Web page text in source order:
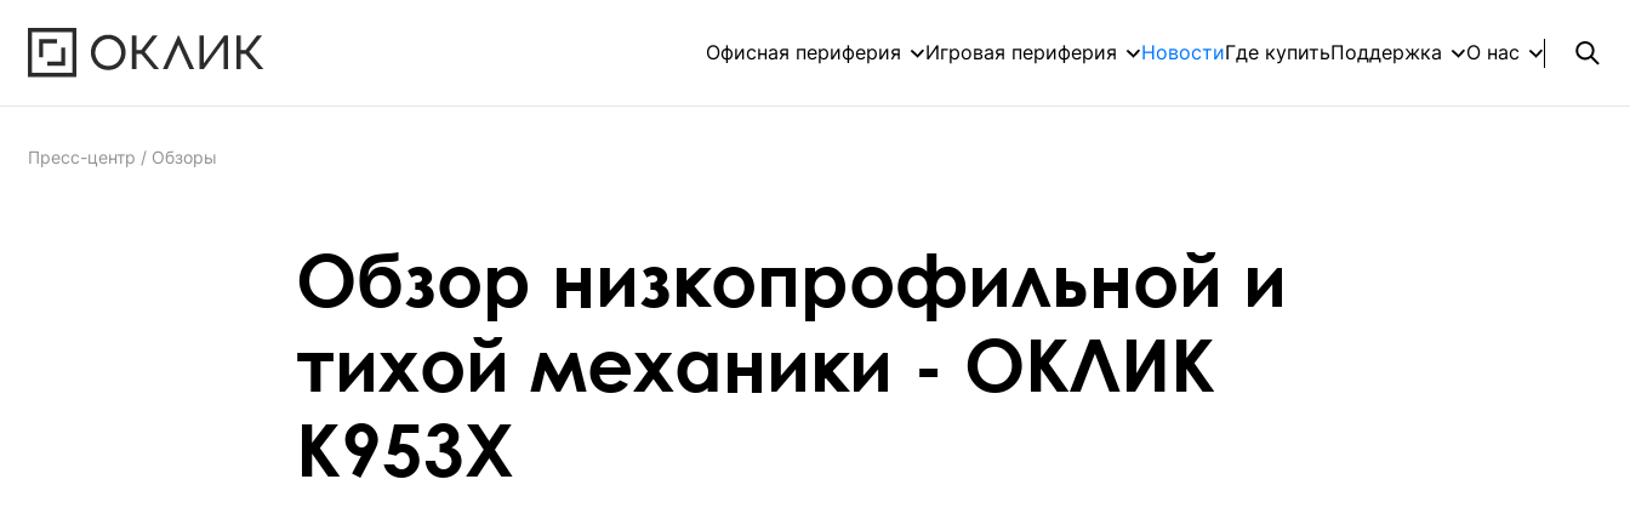
Офисная периферия Игровая периферия НовостиГде купитьПоддержка О нас
Пресс-центр / Обзоры
Обзор низкопрофильной и
тихой механики - ОКЛИК
K953X